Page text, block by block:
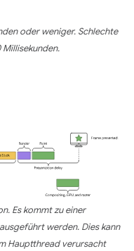
oder weniger. Schlechte
Es kommt zu einer
werden. Dies kann
Hauptthread verursacht